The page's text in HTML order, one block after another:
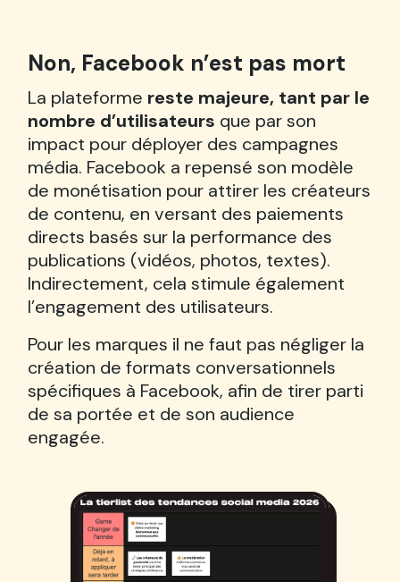
Non, Facebook n’est pas mort
La plateforme reste majeure, tant par le
nombre d’utilisateurs que par son
impact pour déployer des campagnes
média. Facebook a repensé son modèle
de monétisation pour attirer les créateurs
de contenu, en versant des paiements
directs basés sur la performance des
publications (vidéos, photos, textes).
Indirectement, cela stimule également
l’engagement des utilisateurs.
Pour les marques il ne faut pas négliger la
création de formats conversationnels
spécifiques à Facebook, afin de tirer parti
de sa portée et de son audience
engagée.